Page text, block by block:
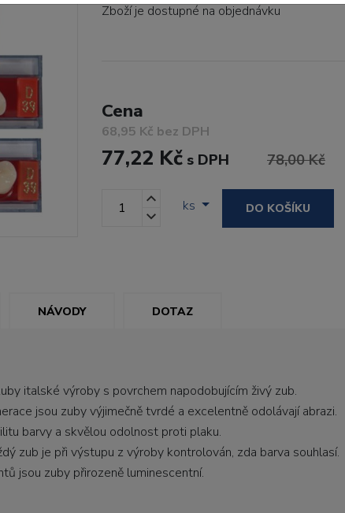
Zboží je dostupné na objednávku
Cena
68,95 Kč bez DPH
77,22 Kč s DPH 78,00 Kč
ks DO KOŠÍKU
NÁVODY DOTAZ
italské výroby s povrchem napodobujícím živý zub.
jsou zuby výjimečně tvrdé a excelentně odolávají abrazi.
barvy a skvělou odolnost proti plaku.
zub je při výstupu z výroby kontrolován, zda barva souhlasí.
jsou zuby přirozeně luminescentní.